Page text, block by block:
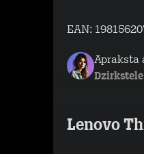
EAN:
Apraksta
Dzirkstele
Lenovo